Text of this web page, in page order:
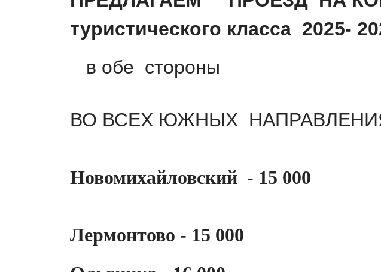
туристического класса 2025-
в обе стороны
ВО ВСЕХ ЮЖНЫХ
Новомихайловский - 15 000
Лермонтово - 15 000